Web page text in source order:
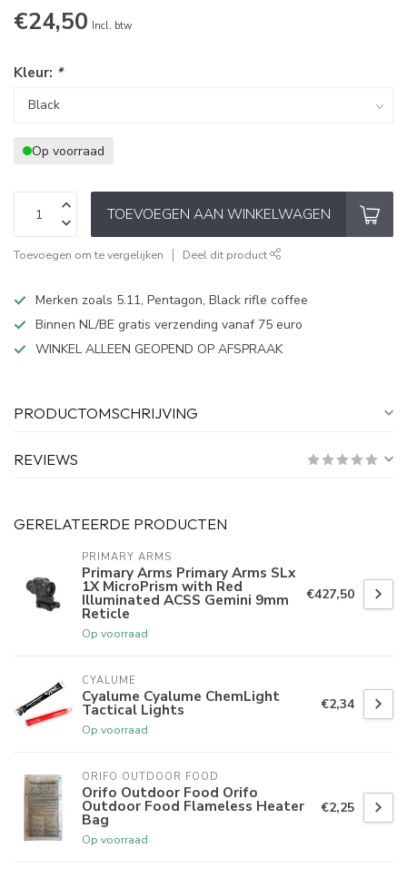
€24,50 Incl. btw
Kleur: *
Op voorraad
TOEVOEGEN AAN WINKELWAGEN
Toevoegen om te vergelijken Deel dit product
Merken zoals 5.11, Pentagon, Black rifle coffee
Binnen NL/BE gratis verzending vanaf 75 euro
WINKEL ALLEEN GEOPEND OP AFSPRAAK
PRODUCTOMSCHRIJVING
REVIEWS
GERELATEERDE PRODUCTEN
PRIMARY ARMS
Primary Arms Primary Arms SLx
1X MicroPrism with Red
Illuminated ACSS Gemini 9mm
Reticle
Op voorraad
€427,50
CYALUME
Cyalume Cyalume ChemLight
Tactical Lights
Op voorraad
€2,34
ORIFO OUTDOOR FOOD
Orifo Outdoor Food Orifo
Outdoor Food Flameless Heater
Bag
Op voorraad
€2,25